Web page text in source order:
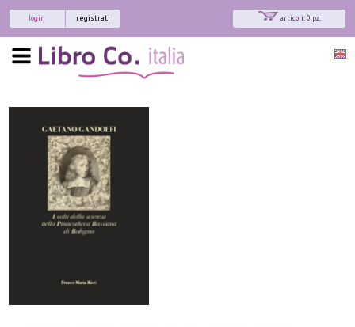
articoli: 0 pz.
registrati
login